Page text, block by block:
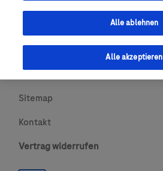
Urheberrecht
Newsletter abonnieren
Sitemap
Kontakt
Vertrag widerrufen
Alle ablehnen
Alle akzeptieren